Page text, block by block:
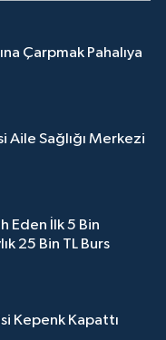
Çarpmak Pahalıya
Aile Sağlığı Merkezi
Eden İlk 5 Bin
25 Bin TL Burs
Kepenk Kapattı